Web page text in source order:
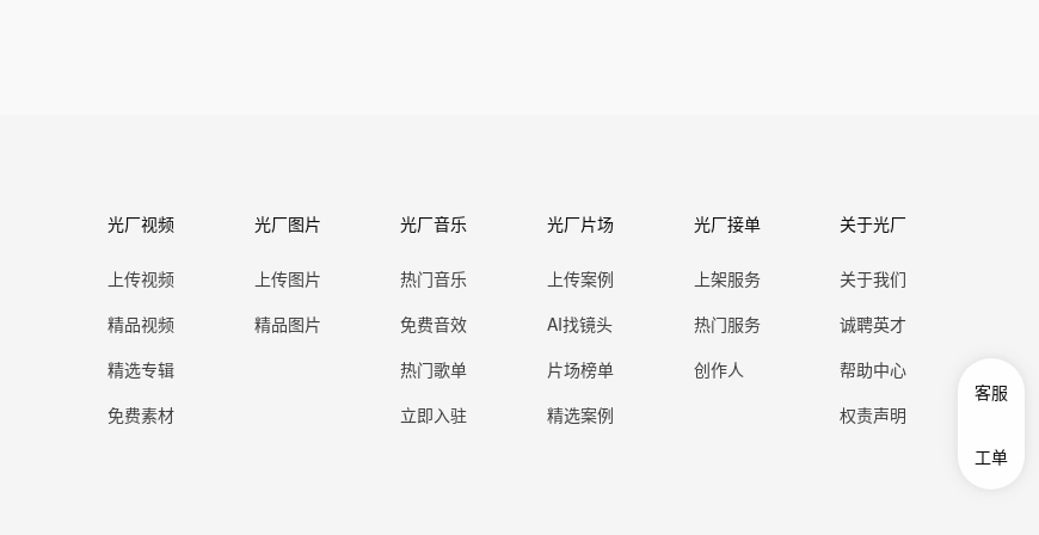
光厂视频
上传视频
精品视频
精选专辑
免费素材
光厂图片
上传图片
精品图片
光厂音乐
热门音乐
免费音效
热门歌单
立即入驻
光厂片场
上传案例
AI找镜头
片场榜单
精选案例
光厂接单
上架服务
热门服务
创作人
关于光厂
关于我们
诚聘英才
帮助中心
权责声明
客服
工单